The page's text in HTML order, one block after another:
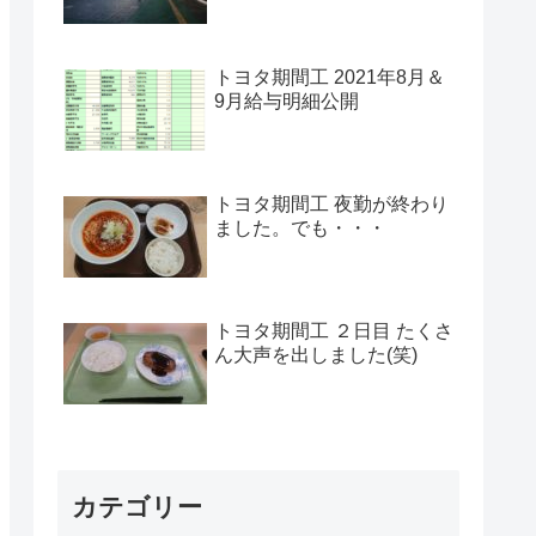
トヨタ期間工 2021年8月＆
9月給与明細公開
トヨタ期間工 夜勤が終わり
ました。でも・・・
トヨタ期間工 ２日目 たくさ
ん大声を出しました(笑)
カテゴリー